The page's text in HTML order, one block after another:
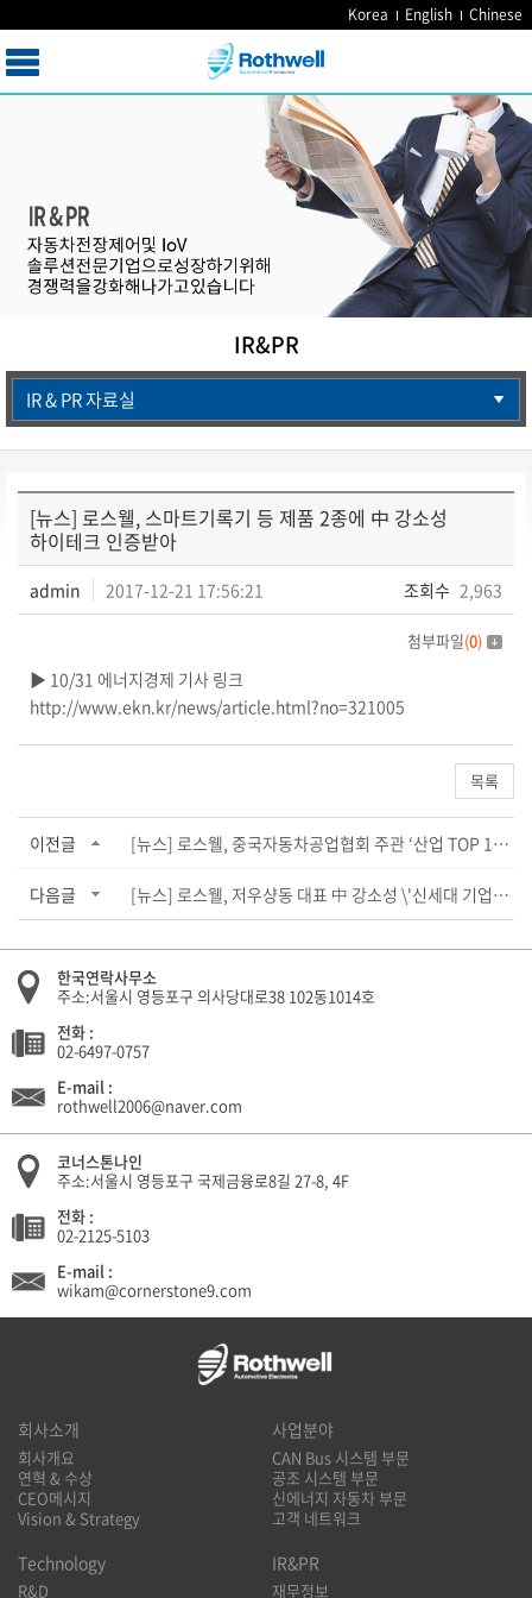
Korea English Chinese
IR&PR
IR & PR 자료실
[뉴스] 로스웰, 스마트기록기 등 제품 2종에 中 강소성
하이테크 인증받아
admin 2017-12-21 17:56:21 조회수 2,963
첨부파일(0)
▶ 10/31 에너지경제 기사 링크
http://www.ekn.kr/news/article.html?no=321005
목록
이전글 [뉴스] 로스웰, 중국자동차공업협회 주관 ‘산업 TOP 10 기업’ 수상
다음글 [뉴스] 로스웰, 저우샹동 대표 中 강소성 \'신세대 기업가\'로 선정
한국연락사무소
주소:서울시 영등포구 의사당대로38 102동1014호
전화 :
02-6497-0757
E-mail :
rothwell2006@naver.com
코너스톤나인
주소:서울시 영등포구 국제금융로8길 27-8, 4F
전화 :
02-2125-5103
E-mail :
wikam@cornerstone9.com
회사소개
회사개요
연혁 & 수상
CEO메시지
Vision & Strategy
사업분야
CAN Bus 시스템 부문
공조 시스템 부문
신에너지 자동차 부문
고객 네트워크
Technology
R&D
IR&PR
재무정보